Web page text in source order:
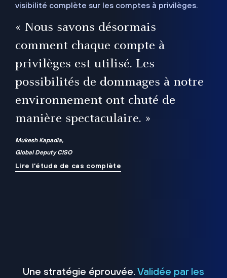
visibilité complète sur les comptes à privilèges.
« Nous savons désormais
comment chaque compte à
privilèges est utilisé. Les
possibilités de dommages à notre
environnement ont chuté de
manière spectaculaire. »
Mukesh Kapadia,
Global Deputy CISO
Lire l’étude de cas complète
Une stratégie éprouvée. Validée par les